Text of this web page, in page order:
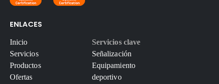
ENLACES
Inicio
Servicios
Productos
Ofertas
Servicios clave
Señalización
Equipamiento
deportivo